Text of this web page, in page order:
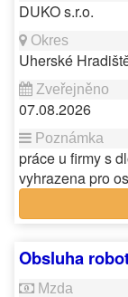
DUKO s.r.o.
Uherské
07.08.2026
práce u firmy s
vyhrazena pro
Obsluha